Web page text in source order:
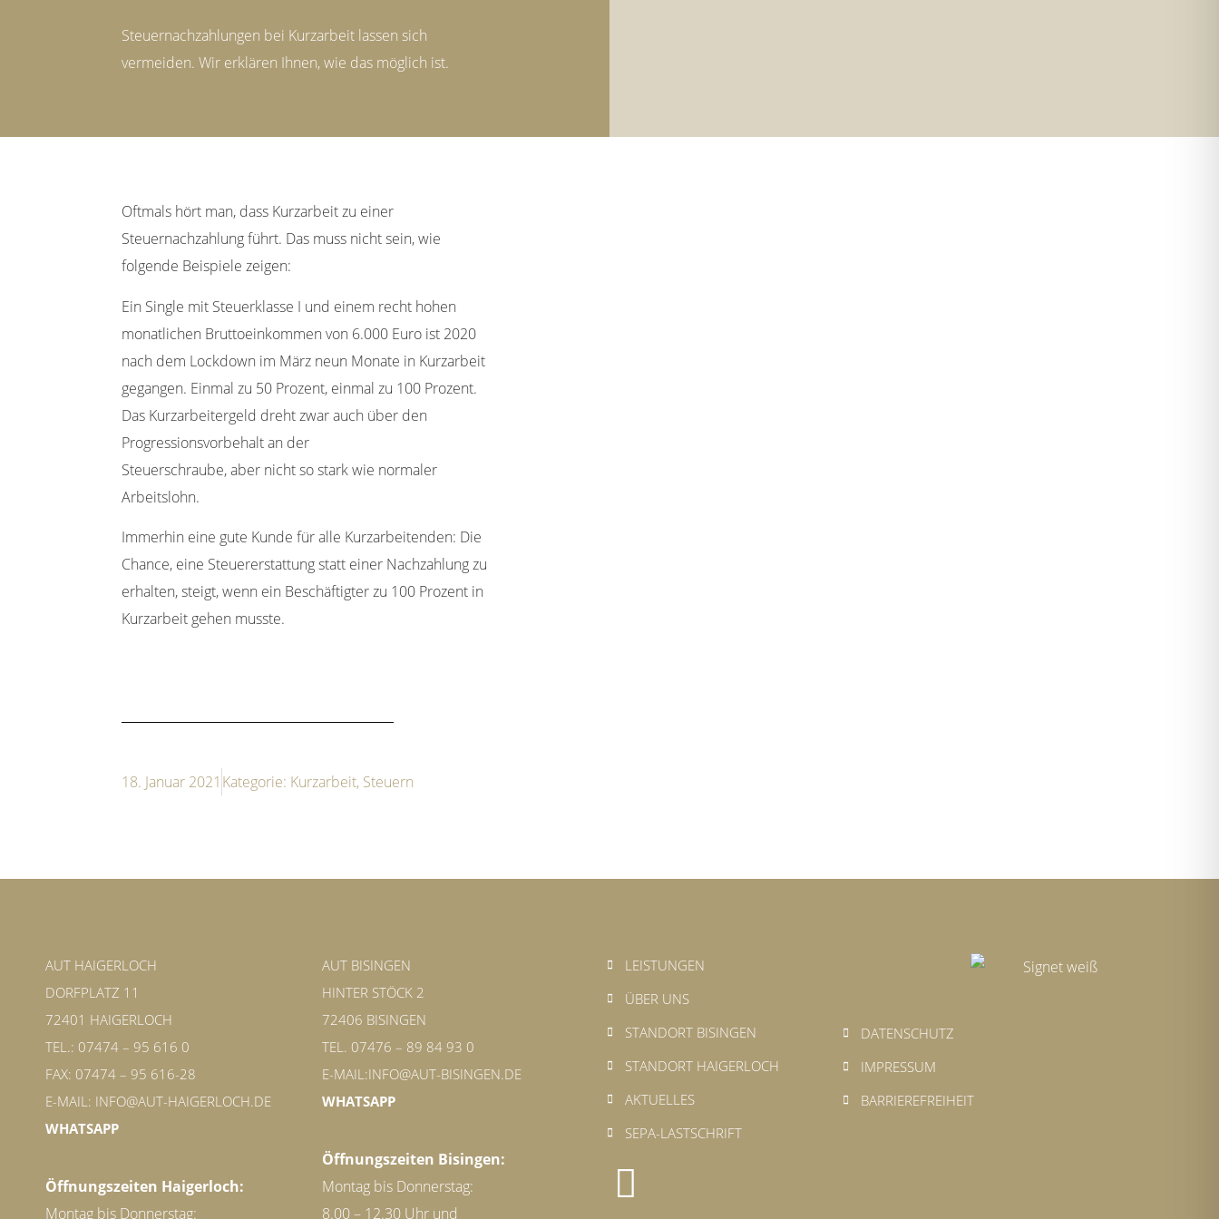
Steuernachzahlungen bei Kurzarbeit lassen sich
vermeiden. Wir erklären Ihnen, wie das möglich ist.
Oftmals hört man, dass Kurzarbeit zu einer
Steuernachzahlung führt. Das muss nicht sein, wie
folgende Beispiele zeigen:
Ein Single mit Steuerklasse I und einem recht hohen
monatlichen Bruttoeinkommen von 6.000 Euro ist 2020
nach dem Lockdown im März neun Monate in Kurzarbeit
gegangen. Einmal zu 50 Prozent, einmal zu 100 Prozent.
Das Kurzarbeitergeld dreht zwar auch über den
Progressionsvorbehalt an der
Steuerschraube, aber nicht so stark wie normaler
Arbeitslohn.
Immerhin eine gute Kunde für alle Kurzarbeitenden: Die
Chance, eine Steuererstattung statt einer Nachzahlung zu
erhalten, steigt, wenn ein Beschäftigter zu 100 Prozent in
Kurzarbeit gehen musste.
18. Januar 2021 Kategorie: Kurzarbeit, Steuern
AUT HAIGERLOCH
DORFPLATZ 11
72401 HAIGERLOCH
TEL.: 07474 – 95 616 0
FAX: 07474 – 95 616-28
E-MAIL: INFO@AUT-HAIGERLOCH.DE
WHATSAPP
Öffnungszeiten Haigerloch:
Montag bis Donnerstag:
AUT BISINGEN
HINTER STÖCK 2
72406 BISINGEN
TEL. 07476 – 89 84 93 0
E-MAIL:INFO@AUT-BISINGEN.DE
WHATSAPP
Öffnungszeiten Bisingen:
Montag bis Donnerstag:
8.00 – 12.30 Uhr und
LEISTUNGEN
ÜBER UNS
STANDORT BISINGEN
STANDORT HAIGERLOCH
AKTUELLES
SEPA-LASTSCHRIFT
DATENSCHUTZ
IMPRESSUM
BARRIEREFREIHEIT